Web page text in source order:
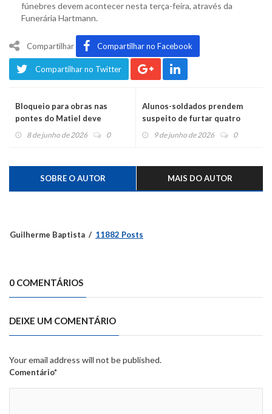
fúnebres devem acontecer nesta terça-feira, através da
Funerária Hartmann.
Compartilhar Compartilhar no Facebook
Compartilhar no Twitter
Bloqueio para obras nas
pontes do Matiel deve
continuar nesta terça-feira
8 de junho de 2026 0
Alunos-soldados prendem
suspeito de furtar quatro
perfumes
9 de junho de 2026 0
SOBRE O AUTOR MAIS DO AUTOR
Guilherme Baptista 11882 Posts
0 COMENTÁRIOS
DEIXE UM COMENTÁRIO
Your email address will not be published.
Comentário*